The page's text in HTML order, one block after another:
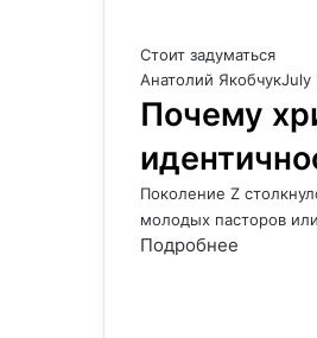
Стоит задуматься
Анатолий ЯкобчукJuly
Почему
Поколение Z
молодых пасторов
Подробнее